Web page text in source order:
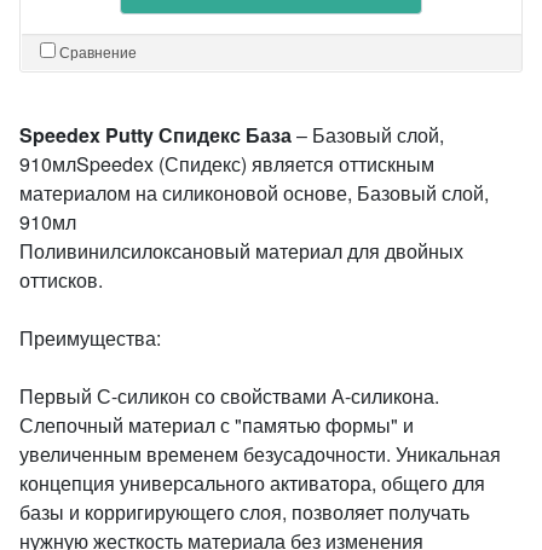
Сравнение
Speedex Putty Спидекс База– Базовый слой,
910млSpeedex (Спидекс) является оттискным
материалом на силиконовой основе, Базовый слой,
910мл
Поливинилсилоксановый материал для двойных
оттисков.
Преимущества:
Первый С-силикон со свойствами А-силикона.
Слепочный материал с "памятью формы" и
увеличенным временем безусадочности. Уникальная
концепция универсального активатора, общего для
базы и корригирующего слоя, позволяет получать
нужную жесткость материала без изменения